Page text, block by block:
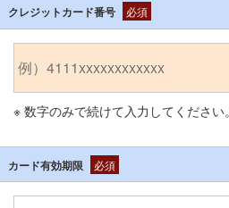
クレジットカード番号 必須
※ 数字のみで続けて入力してください。
カード有効期限 必須